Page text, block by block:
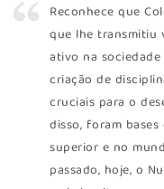
Reconhece que
que lhe transmitiu
ativo na
criação de
cruciais para o
disso, foram
superior e no
passado, hoje, o